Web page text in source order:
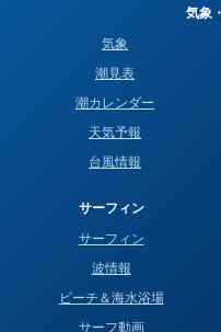
気象
気象
潮見表
潮カレンダー
天気予報
台風情報
サーフィン
サーフィン
波情報
ビーチ＆海水浴場
サーフ動画